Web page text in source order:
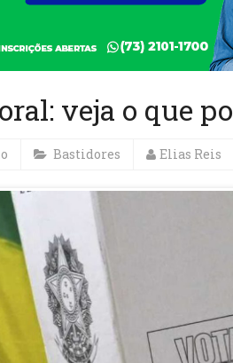
veja o que
Bastidores Elias Reis